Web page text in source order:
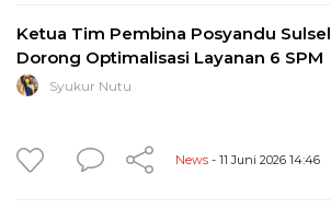
Ketua Tim Pembina Posyandu Sulsel
Dorong Optimalisasi Layanan 6 SPM
Syukur Nutu
News - 11 Juni 2026 14:46